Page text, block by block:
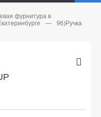
фурнитура в
—
96)Ручка